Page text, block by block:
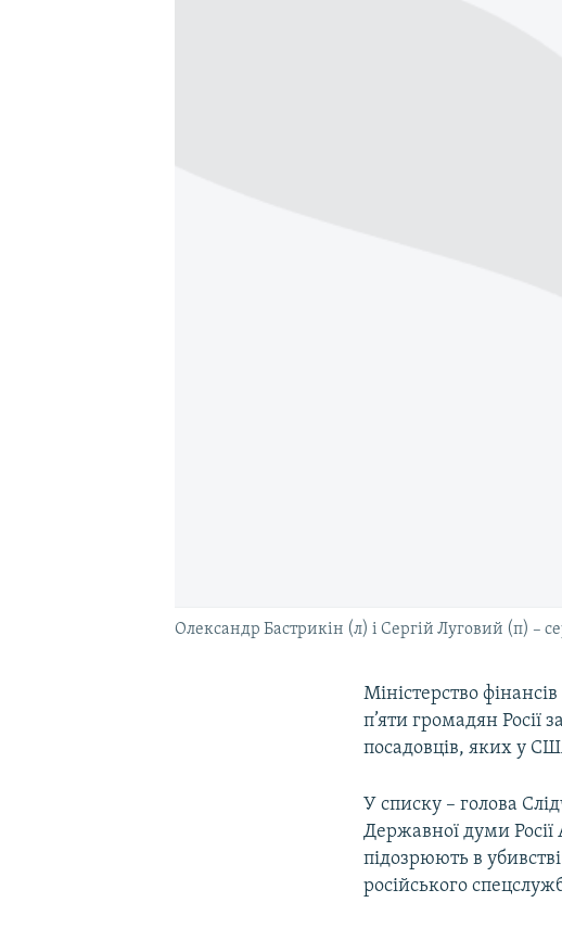
Олександр Бастрикін (л) і Сергій Луговий (п) –
Міністерство
п’яти громадян
посадовців, яких у
У списку – голова
Державної думи
підозрюють в
російського